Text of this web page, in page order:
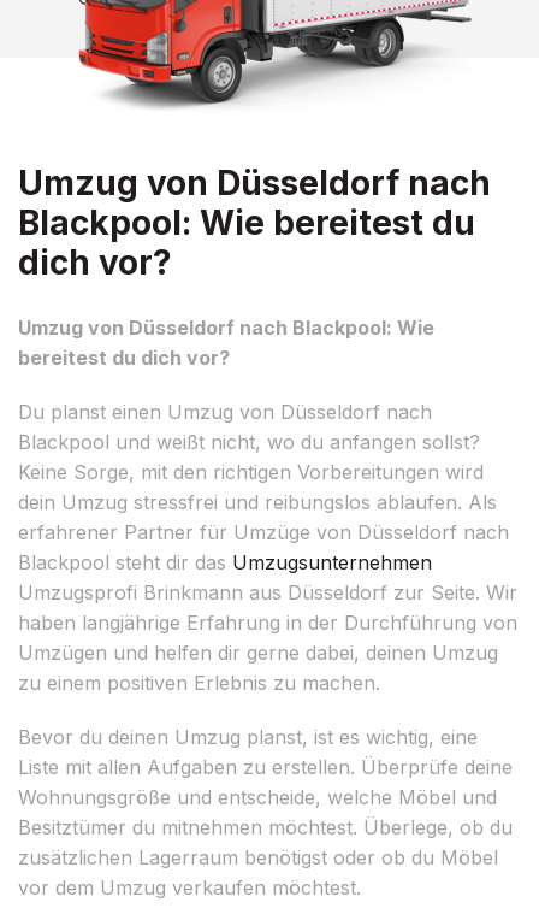
Umzug von Düsseldorf nach
Blackpool: Wie bereitest du
dich vor?
Umzug von Düsseldorf nach Blackpool: Wie
bereitest du dich vor?
Du planst einen Umzug von Düsseldorf nach
Blackpool und weißt nicht, wo du anfangen sollst?
Keine Sorge, mit den richtigen Vorbereitungen wird
dein Umzug stressfrei und reibungslos ablaufen. Als
erfahrener Partner für Umzüge von Düsseldorf nach
Blackpool steht dir das Umzugsunternehmen
Umzugsprofi Brinkmann aus Düsseldorf zur Seite. Wir
haben langjährige Erfahrung in der Durchführung von
Umzügen und helfen dir gerne dabei, deinen Umzug
zu einem positiven Erlebnis zu machen.
Bevor du deinen Umzug planst, ist es wichtig, eine
Liste mit allen Aufgaben zu erstellen. Überprüfe deine
Wohnungsgröße und entscheide, welche Möbel und
Besitztümer du mitnehmen möchtest. Überlege, ob du
zusätzlichen Lagerraum benötigst oder ob du Möbel
vor dem Umzug verkaufen möchtest.